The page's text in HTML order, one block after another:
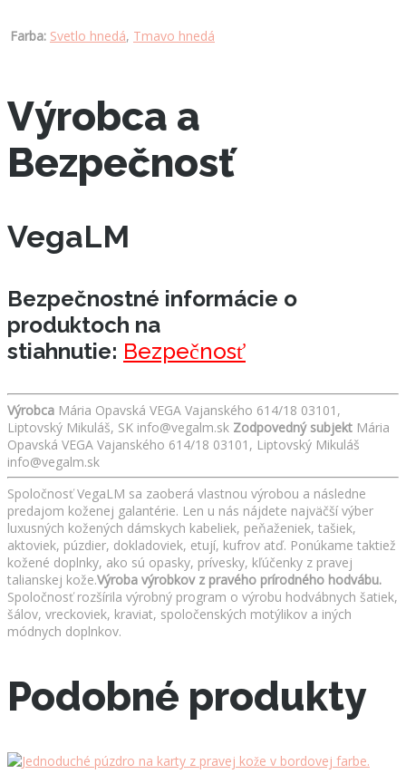
Farba: Svetlo hnedá, Tmavo hnedá
Výrobca a
Bezpečnosť
VegaLM
Bezpečnostné informácie o
produktoch na
stiahnutie: Bezpečnosť
Výrobca Mária Opavská VEGA Vajanského 614/18 03101,
Liptovský Mikuláš, SK info@vegalm.sk Zodpovedný subjekt Mária
Opavská VEGA Vajanského 614/18 03101, Liptovský Mikuláš
info@vegalm.sk
Spoločnosť VegaLM sa zaoberá vlastnou výrobou a následne
predajom koženej galantérie. Len u nás nájdete najväčší výber
luxusných kožených dámskych kabeliek, peňaženiek, tašiek,
aktoviek, púzdier, dokladoviek, etují, kufrov atď. Ponúkame taktiež
kožené doplnky, ako sú opasky, prívesky, kľúčenky z pravej
talianskej kože.Výroba výrobkov z pravého prírodného hodvábu.
Spoločnosť rozšírila výrobný program o výrobu hodvábnych šatiek,
šálov, vreckoviek, kraviat, spoločenských motýlikov a iných
módnych doplnkov.
Podobné produkty